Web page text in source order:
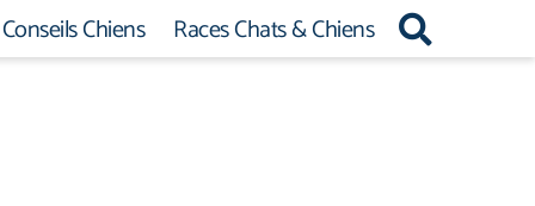
Conseils Chiens Races Chats & Chiens